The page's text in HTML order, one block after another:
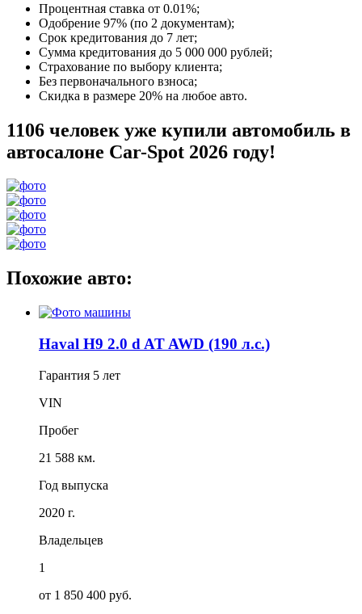
Процентная ставка от 0.01%;
Одобрение 97% (по 2 документам);
Срок кредитования до 7 лет;
Сумма кредитования до 5 000 000 рублей;
Страхование по выбору клиента;
Без первоначального взноса;
Скидка в размере 20% на любое авто.
1106 человек уже купили автомобиль в
автосалоне Car-Spot 2026 году!
Похожие авто:
Haval H9 2.0 d AT AWD (190 л.с.)
Гарантия 5 лет
VIN
Пробег
21 588 км.
Год выпуска
2020 г.
Владельцев
1
от 1 850 400 руб.